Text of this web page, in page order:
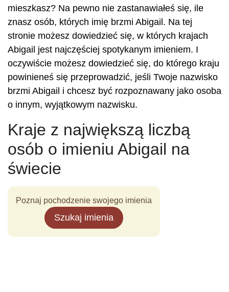
mieszkasz? Na pewno nie zastanawiałeś się, ile
znasz osób, których imię brzmi Abigail. Na tej
stronie możesz dowiedzieć się, w których krajach
Abigail jest najczęściej spotykanym imieniem. I
oczywiście możesz dowiedzieć się, do którego kraju
powinieneś się przeprowadzić, jeśli Twoje nazwisko
brzmi Abigail i chcesz być rozpoznawany jako osoba
o innym, wyjątkowym nazwisku.
Kraje z największą liczbą
osób o imieniu Abigail na
świecie
Poznaj pochodzenie swojego imienia
Szukaj imienia